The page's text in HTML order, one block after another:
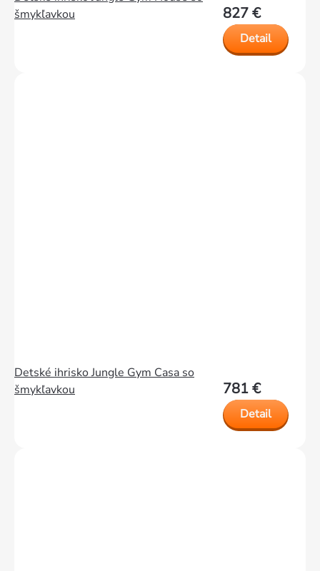
šmykľavkou
827 €
Detail
Detské ihrisko Jungle Gym Casa so
šmykľavkou
781 €
Detail